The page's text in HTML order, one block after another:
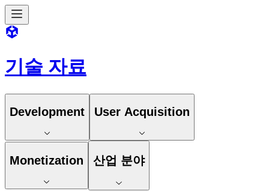
기술 자료
Development User Acquisition
Monetization 산업 분야